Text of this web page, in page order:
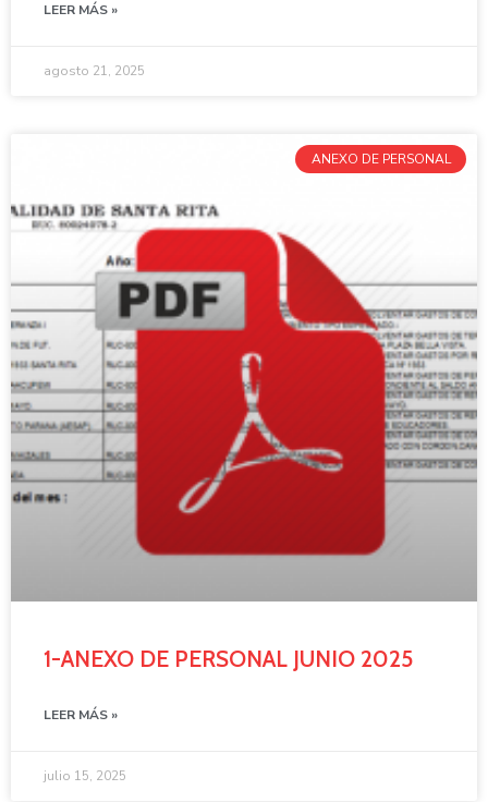
LEER MÁS »
agosto 21, 2025
ANEXO DE PERSONAL
1-ANEXO DE PERSONAL JUNIO 2025
LEER MÁS »
julio 15, 2025